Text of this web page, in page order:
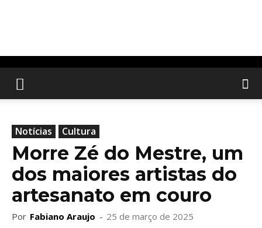
Notícias Cultura
Morre Zé do Mestre, um
dos maiores artistas do
artesanato em couro
Por Fabiano Araujo - 25 de março de 2025